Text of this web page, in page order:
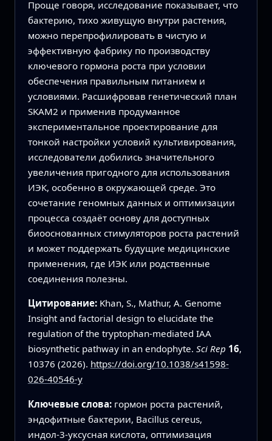
Проще говоря, исследование показывает, что
бактерию, тихо живущую внутри растения,
можно перепрофилировать в чистую и
эффективную фабрику по производству
ключевого гормона роста при условии
обеспечения правильным питанием и
условиями. Расшифровав генетический план
SKAM2 и применив продуманное
экспериментальное проектирование для
тонкой настройки условий культивирования,
исследователи добились значительного
увеличения пригодного для использования
ИЭК, особенно в окружающей среде. Это
сочетание геномных данных и оптимизации
процесса создаёт основу для доступных
биооснованных стимуляторов роста растений
и может поддержать будущие медицинские
применения, где ИЭК или родственные
соединения полезны.
Цитирование: Khan, S., Mathur, A. Genome
Insight and factorial design to elucidate the
regulation of the tryptophan-mediated IAA
biosynthetic pathway in an endophyte. Sci Rep 16,
10376 (2026). https://doi.org/10.1038/s41598-
026-40546-y
Ключевые слова: гормон роста растений,
эндофитные бактерии, Bacillus cereus,
индол-3-уксусная кислота, оптимизация